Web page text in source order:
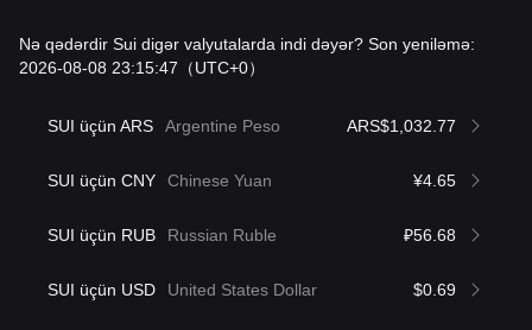
Nə qədərdir Sui digər valyutalarda indi dəyər? Son yeniləmə:
2026-08-08 23:15:47 （UTC+0）
SUI üçün ARS Argentine Peso ARS$1,032.77
SUI üçün CNY Chinese Yuan ¥4.65
SUI üçün RUB Russian Ruble ₽56.68
SUI üçün USD United States Dollar $0.69